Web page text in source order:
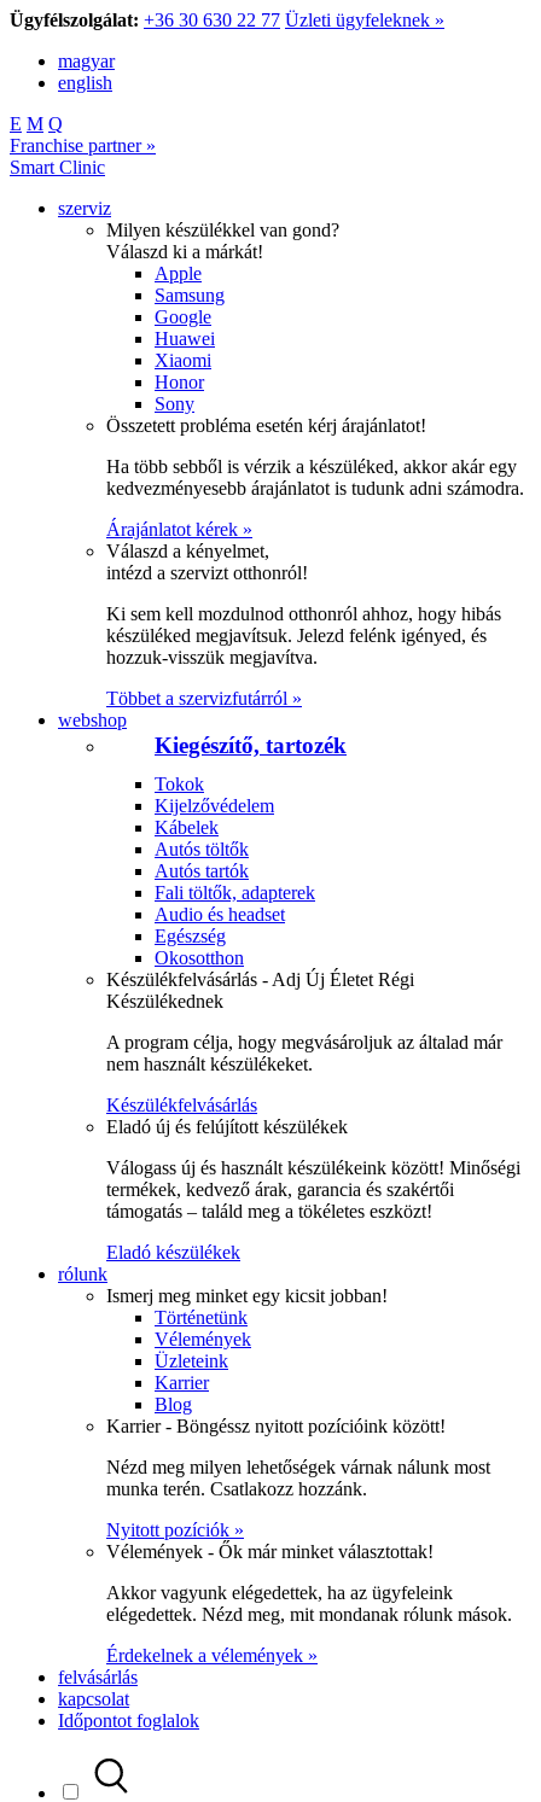
Ügyfélszolgálat: +36 30 630 22 77 Üzleti ügyfeleknek »
magyar
english
E M Q
Franchise partner »
Smart Clinic
szerviz
Milyen készülékkel van gond?
Válaszd ki a márkát!
Apple
Samsung
Google
Huawei
Xiaomi
Honor
Sony
Összetett probléma esetén kérj árajánlatot!
Ha több sebből is vérzik a készüléked, akkor akár egy
kedvezményesebb árajánlatot is tudunk adni számodra.
Árajánlatot kérek »
Válaszd a kényelmet,
intézd a szervizt otthonról!
Ki sem kell mozdulnod otthonról ahhoz, hogy hibás
készüléked megjavítsuk. Jelezd felénk igényed, és
hozzuk-visszük megjavítva.
Többet a szervizfutárról »
webshop
Kiegészítő, tartozék
Tokok
Kijelzővédelem
Kábelek
Autós töltők
Autós tartók
Fali töltők, adapterek
Audio és headset
Egészség
Okosotthon
Készülékfelvásárlás - Adj Új Életet Régi
Készülékednek
A program célja, hogy megvásároljuk az általad már
nem használt készülékeket.
Készülékfelvásárlás
Eladó új és felújított készülékek
Válogass új és használt készülékeink között! Minőségi
termékek, kedvező árak, garancia és szakértői
támogatás – találd meg a tökéletes eszközt!
Eladó készülékek
rólunk
Ismerj meg minket egy kicsit jobban!
Történetünk
Vélemények
Üzleteink
Karrier
Blog
Karrier - Böngéssz nyitott pozícióink között!
Nézd meg milyen lehetőségek várnak nálunk most
munka terén. Csatlakozz hozzánk.
Nyitott pozíciók »
Vélemények - Ők már minket választottak!
Akkor vagyunk elégedettek, ha az ügyfeleink
elégedettek. Nézd meg, mit mondanak rólunk mások.
Érdekelnek a vélemények »
felvásárlás
kapcsolat
Időpontot foglalok